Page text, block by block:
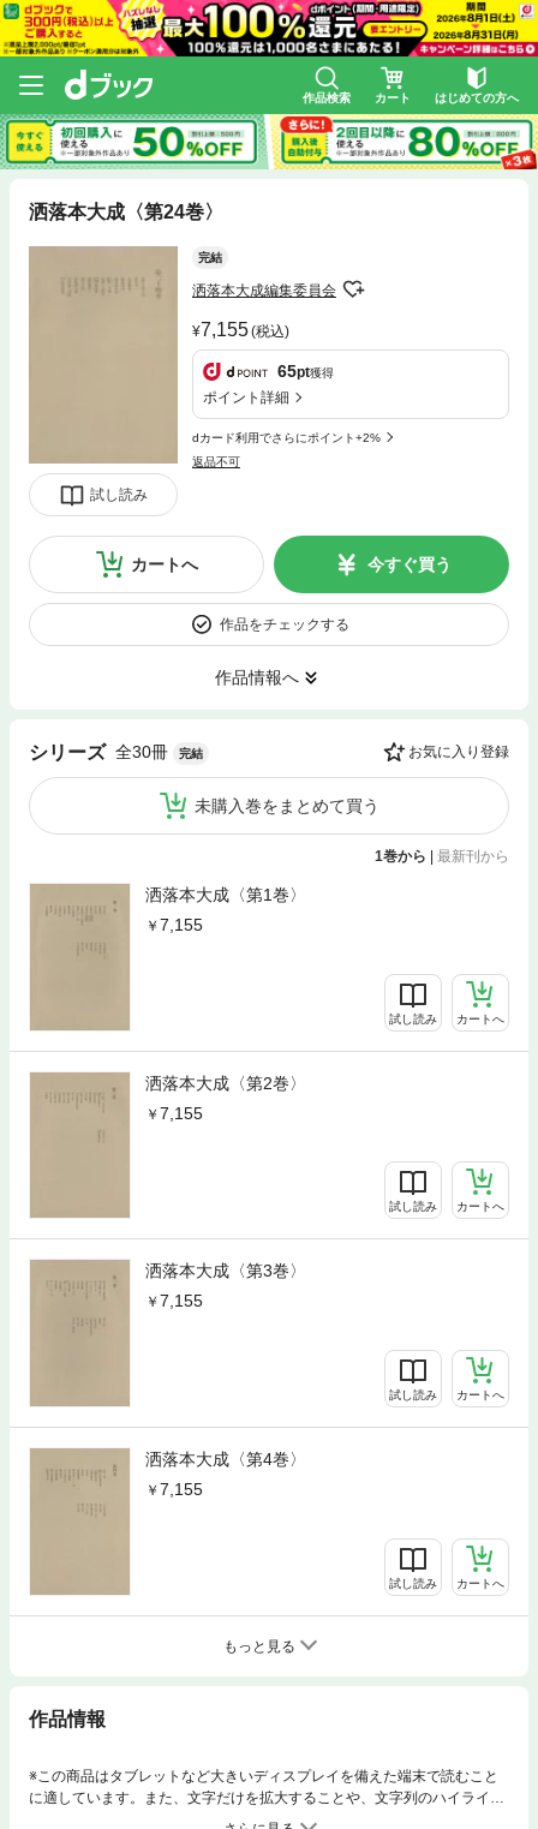
作品検索 カート はじめての方へ
洒落本大成〈第24巻〉
試し読み
完結
洒落本大成編集委員会
7,155(税込)
65pt獲得
ポイント詳細
dカード利用でさらにポイント+2%
返品不可
カートへ 今すぐ買う
作品をチェックする
作品情報へ
シリーズ 全30冊 完結 お気に入り登録
未購入巻をまとめて買う
1巻から 最新刊から
洒落本大成〈第1巻〉
7,155
試し読み カートへ
洒落本大成〈第2巻〉
7,155
試し読み カートへ
洒落本大成〈第3巻〉
7,155
試し読み カートへ
洒落本大成〈第4巻〉
7,155
試し読み カートへ
もっと見る
作品情報
※この商品はタブレットなど大きいディスプレイを備えた端末で読むこと
に適しています。また、文字だけを拡大することや、文字列のハイライ
ト、検索、辞書の参照、引用などの機能が使用できません。遊状文章大成